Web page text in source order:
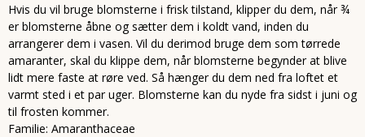
Hvis du vil bruge blomsterne i frisk tilstand, klipper du dem, når ¾
er blomsterne åbne og sætter dem i koldt vand, inden du
arrangerer dem i vasen. Vil du derimod bruge dem som tørrede
amaranter, skal du klippe dem, når blomsterne begynder at blive
lidt mere faste at røre ved. Så hænger du dem ned fra loftet et
varmt sted i et par uger. Blomsterne kan du nyde fra sidst i juni og
til frosten kommer.
Familie: Amaranthaceae